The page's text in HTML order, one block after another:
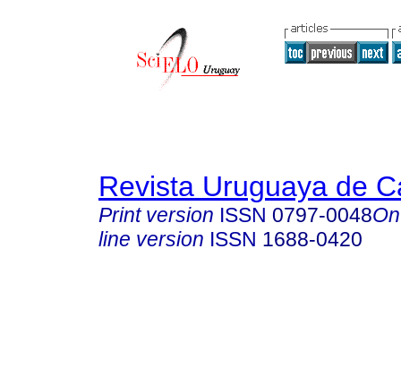
Revista Uruguaya de
Print version ISSN 0797-0048
line version ISSN 1688-0420